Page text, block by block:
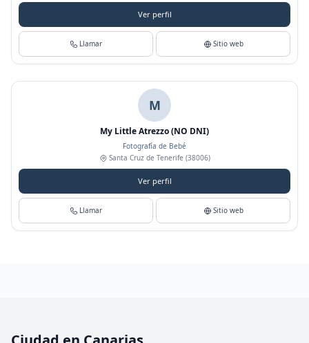
Ver perfil
Llamar Sitio web
M
My Little Atrezzo (NO DNI)
Fotografía de Bebé
Santa Cruz de Tenerife (38006)
Ver perfil
Llamar Sitio web